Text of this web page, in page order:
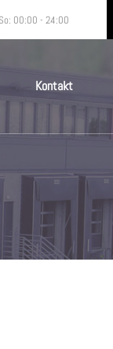
00:00 - 24:00
Kontakt